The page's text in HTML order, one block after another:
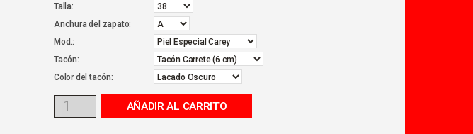
Talla:
Anchura del zapato:
Mod.:
Tacón:
Color del tacón:
AÑADIR AL CARRITO